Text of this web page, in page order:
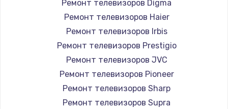
Заказать
Замена микросхемы NFC
1100 руб.
Заказать
Замена шим-контроллера
Ремонт телевизоров Digma
Ремонт телевизоров Haier
Ремонт телевизоров Irbis
Ремонт телевизоров Prestigio
Ремонт телевизоров JVC
Ремонт телевизоров Pioneer
Ремонт телевизоров Sharp
Ремонт телевизоров Supra